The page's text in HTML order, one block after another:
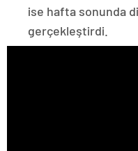
ise hafta sonunda
gerçekleştirdi.